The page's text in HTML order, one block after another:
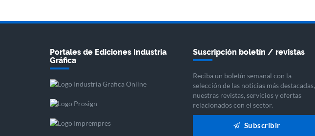
Portales de Ediciones Industria
Gráfica
Suscripción boletín / revistas
Reciba un boletín semanal con la
selección de las noticias más destacadas,
nuestras revistas, servicios y ofertas
relacionados con el sector.
Subscribir